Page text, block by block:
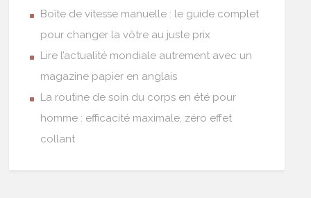
Boîte de vitesse manuelle : le guide complet
pour changer la vôtre au juste prix
Lire l’actualité mondiale autrement avec un
magazine papier en anglais
La routine de soin du corps en été pour
homme : efficacité maximale, zéro effet
collant